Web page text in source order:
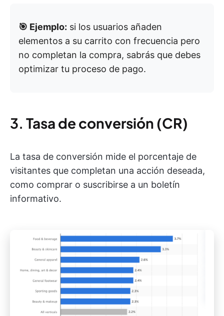
🎯 Ejemplo: si los usuarios añaden
elementos a su carrito con frecuencia pero
no completan la compra, sabrás que debes
optimizar tu proceso de pago.
3. Tasa de conversión (CR)
La tasa de conversión mide el porcentaje de
visitantes que completan una acción deseada,
como comprar o suscribirse a un boletín
informativo.